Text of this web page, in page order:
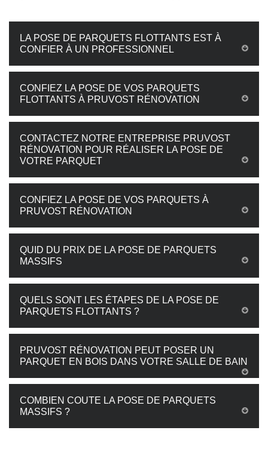
LA POSE DE PARQUETS FLOTTANTS EST À
CONFIER À UN PROFESSIONNEL
CONFIEZ LA POSE DE VOS PARQUETS
FLOTTANTS À PRUVOST RÉNOVATION
CONTACTEZ NOTRE ENTREPRISE PRUVOST
RÉNOVATION POUR RÉALISER LA POSE DE
VOTRE PARQUET
CONFIEZ LA POSE DE VOS PARQUETS À
PRUVOST RÉNOVATION
QUID DU PRIX DE LA POSE DE PARQUETS
MASSIFS
QUELS SONT LES ÉTAPES DE LA POSE DE
PARQUETS FLOTTANTS ?
PRUVOST RÉNOVATION PEUT POSER UN
PARQUET EN BOIS DANS VOTRE SALLE DE BAIN
COMBIEN COUTE LA POSE DE PARQUETS
MASSIFS ?